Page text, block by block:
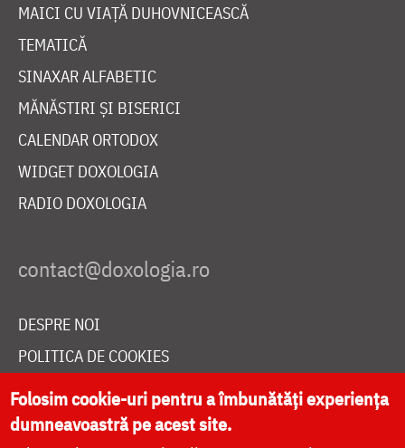
MAICI CU VIAȚĂ DUHOVNICEASCĂ
TEMATICĂ
SINAXAR ALFABETIC
MĂNĂSTIRI ȘI BISERICI
CALENDAR ORTODOX
WIDGET DOXOLOGIA
RADIO DOXOLOGIA
DESPRE NOI
POLITICA DE COOKIES
DONEAZĂ ONLINE PENTRU CATEDRALA NAȚIONALĂ
Folosim cookie-uri pentru a îmbunătăți experiența
dumneavoastră pe acest site.